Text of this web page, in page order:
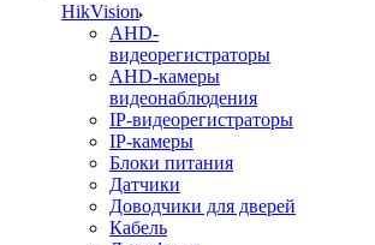
HikVision
AHD-
видеорегистраторы
AHD-камеры
видеонаблюдения
IP-видеорегистраторы
IP-камеры
Блоки питания
Датчики
Доводчики для дверей
Кабель